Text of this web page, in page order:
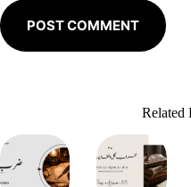
POST COMMENT
Related